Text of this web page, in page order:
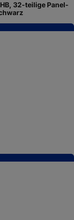
HB, 32-teilige Panel-